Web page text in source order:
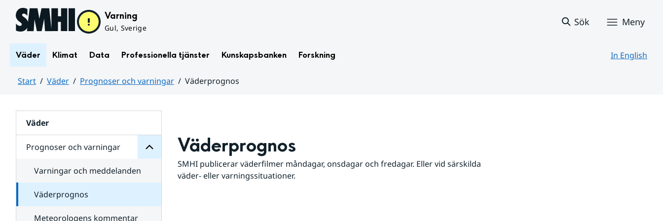
Hoppa till sidans innehåll Varning
Gul, Sverige
Sök Meny
Väder Klimat Data Professionella tjänster Kunskapsbanken Forskning In English
Start Väder Prognoser och varningar
Väderprognos
Väder
Prognoser och varningar
för
varningar
Varningar och meddelanden
Väderprognos
Meteorologens kommentar
Väderprognos
SMHI publicerar väderfilmer måndagar, onsdagar och fredagar. Eller vid särskilda
väder- eller varningssituationer.